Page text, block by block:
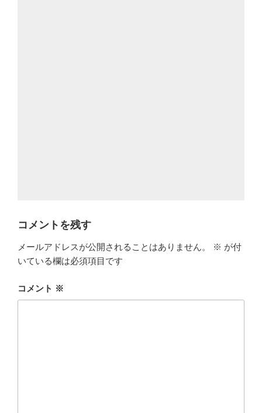
コメントを残す
メールアドレスが公開されることはありません。 ※ が付
いている欄は必須項目です
コメント ※